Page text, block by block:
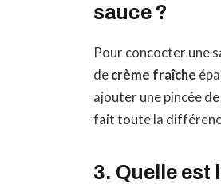
sauce ?
Pour concocter une
de crème fraîche
ajouter une pincée
fait toute la
3. Quelle est